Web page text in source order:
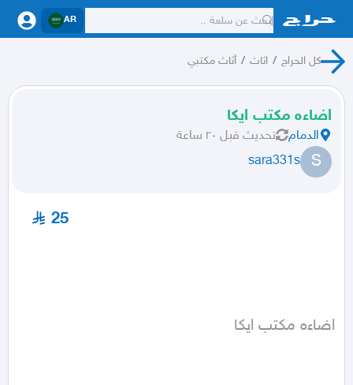
AR
كل الحراج / اثاث / أثاث مكتبي
اضاءه مكتب ايكا
الدمام تحديث قبل ٢٠ ساعة
S
sara331s
25
اضاءه مكتب ايكا